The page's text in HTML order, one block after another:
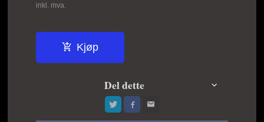
inkl. mva.
Kjøp
Del dette